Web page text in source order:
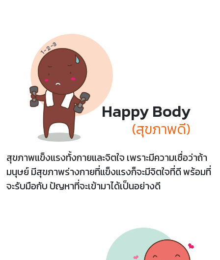
Happy Body
(สุขภาพดี)
สุขภาพแข็งแรงทั้งกายและจิตใจ เพราะมีความเชื่อว่าถ้า
มนุษย์ มีสุขภาพร่างกายที่แข็งแรงก็จะมีจิตใจที่ดี พร้อมที่
จะรับมือกับ ปัญหาที่จะเข้ามาได้เป็นอย่างดี